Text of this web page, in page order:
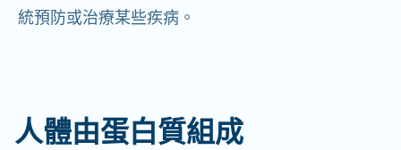
統預防或治療某些疾病。
人體由蛋白質組成